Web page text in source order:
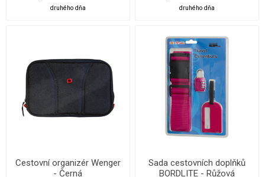
druhého dňa
druhého dňa
Cestovní organizér Wenger
- Černá
Sada cestovních doplňků
BORDLITE - Růžová